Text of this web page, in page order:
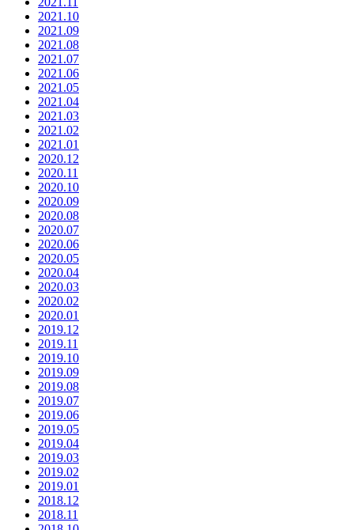
2021.10
2021.09
2021.08
2021.07
2021.06
2021.05
2021.04
2021.03
2021.02
2021.01
2020.12
2020.11
2020.10
2020.09
2020.08
2020.07
2020.06
2020.05
2020.04
2020.03
2020.02
2020.01
2019.12
2019.11
2019.10
2019.09
2019.08
2019.07
2019.06
2019.05
2019.04
2019.03
2019.02
2019.01
2018.12
2018.11